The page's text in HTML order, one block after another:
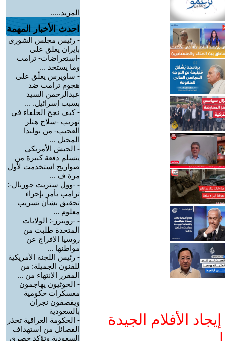
الأفلام الجيدة
المزيد.....
احدث الأخبار المهمة
- رئيس مجلس الشورى
بإيران يعلق على
-استعراضات- ترامب
وما يستخد ...
- ساويرس يعلّق على
هجوم ترامب ضد
عبدالرحمن السيد
بسبب إسرائيل. ...
-كيف نجح الحلفاء في
تهريب -سلاح هتلر
العجيب- من بولندا
المحتل ...
- الجيش الأمريكي
يتسلم دفعة كبيرة من
صواريخ استخدمت لأول
مرة ف ...
- -وول ستريت جورنال-:
ترامب يأمر بإجراء
تحقيق بشأن تسريب
معلوم ...
- -رويترز-: الولايات
المتحدة طلبت من
روسيا الإفراج عن
مواطنها ...
- رئيس اللجنة الأمريكية
للفنون الجميلة: من
المقرر الانتهاء من ...
- الحوثيون يهاجمون
معسكرات حكومية
ويقصفون نجران
بالسعودية
- الحكومة العراقية تحذر
الفصائل من استهداف
السعودية وتؤكد حصري